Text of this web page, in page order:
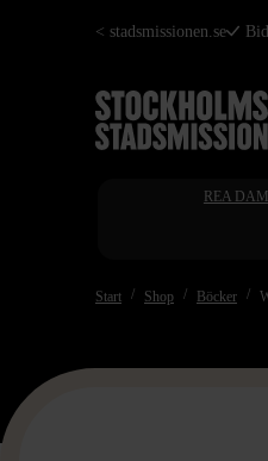
Hoppa< stadsmissionen.se
REA DAM
Start Shop Böcker